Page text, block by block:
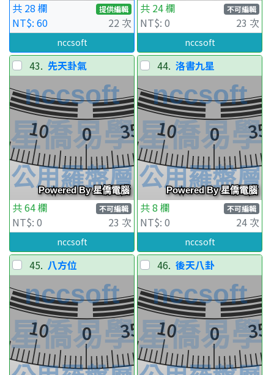
共 28 欄 提供編輯
NT$: 60 22 次
nccsoft
共 24 欄 不可編輯
NT$: 0 23 次
nccsoft
43. 先天卦氣
共 64 欄 不可編輯
NT$: 0 23 次
nccsoft
44. 洛書九星
共 8 欄 不可編輯
NT$: 0 24 次
nccsoft
45. 八方位 46. 後天八卦